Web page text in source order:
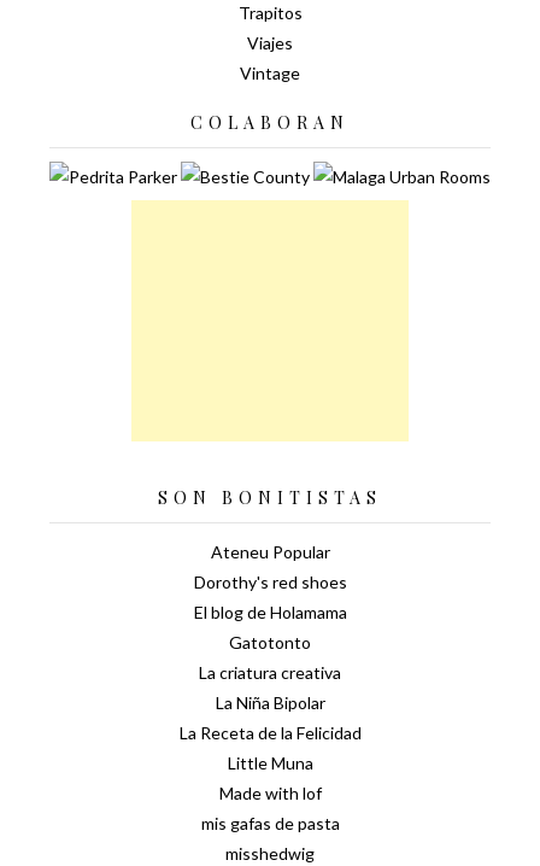
Trapitos
Viajes
Vintage
COLABORAN
SON BONITISTAS
Ateneu Popular
Dorothy's red shoes
El blog de Holamama
Gatotonto
La criatura creativa
La Niña Bipolar
La Receta de la Felicidad
Little Muna
Made with lof
mis gafas de pasta
misshedwig